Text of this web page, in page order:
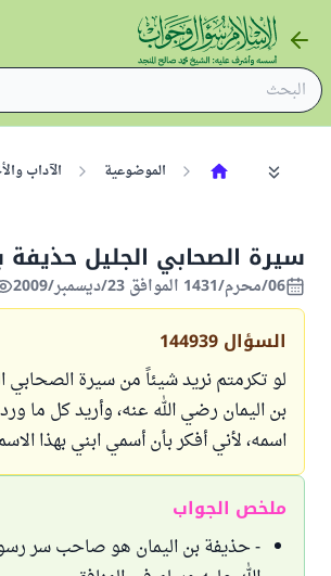
الموضوعية الآداب
سيرة الصحابي الجليل حذيفة
06/محرم/1431 الموافق 23/ديسمبر/2009
السؤال 144939
لو تكرمتم نريد شيئاً من سيرة الصحابي
بن اليمان رضي الله عنه، وأريد كل ما
اسمه، لأني أفكر بأن أسمي ابني بهذا
ملخص الجواب
- حذيفة بن اليمان هو صاحب سر